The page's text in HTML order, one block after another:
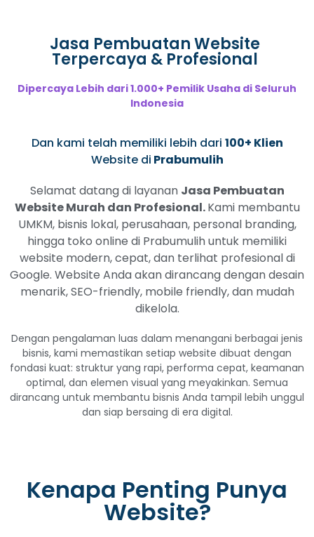
Jasa Pembuatan Website
Terpercaya & Profesional
Dipercaya Lebih dari 1.000+ Pemilik Usaha di Seluruh
Indonesia
Dan kami telah memiliki lebih dari 100+ Klien
Website di Prabumulih
Selamat datang di layanan Jasa Pembuatan
Website Murah dan Profesional.Kami membantu
UMKM, bisnis lokal, perusahaan, personal branding,
hingga toko online di Prabumulih untuk memiliki
website modern, cepat, dan terlihat profesional di
Google. Website Anda akan dirancang dengan desain
menarik, SEO-friendly, mobile friendly, dan mudah
dikelola.
Dengan pengalaman luas dalam menangani berbagai jenis
bisnis, kami memastikan setiap website dibuat dengan
fondasi kuat: struktur yang rapi, performa cepat, keamanan
optimal, dan elemen visual yang meyakinkan. Semua
dirancang untuk membantu bisnis Anda tampil lebih unggul
dan siap bersaing di era digital.
Kenapa Penting Punya
Website?